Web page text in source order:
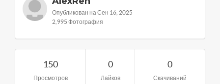
Опубликован на Сен 16, 2025
2,995 Фотография
150
Просмотров
0
Лайков
0
Скачиваний